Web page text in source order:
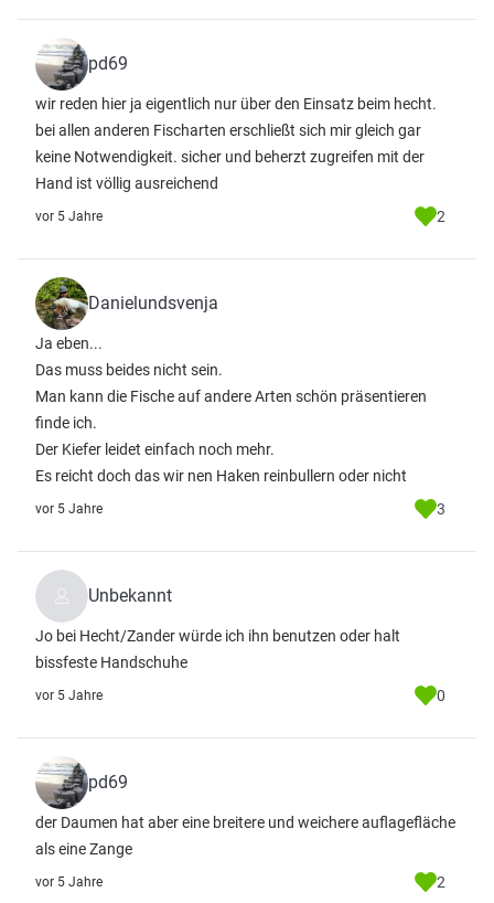
pd69
wir reden hier ja eigentlich nur über den Einsatz beim hecht.
bei allen anderen Fischarten erschließt sich mir gleich gar
keine Notwendigkeit. sicher und beherzt zugreifen mit der
Hand ist völlig ausreichend
vor 5 Jahre 2
Danielundsvenja
Ja eben...
Das muss beides nicht sein.
Man kann die Fische auf andere Arten schön präsentieren
finde ich.
Der Kiefer leidet einfach noch mehr.
Es reicht doch das wir nen Haken reinbullern oder nicht
vor 5 Jahre 3
Unbekannt
Jo bei Hecht/Zander würde ich ihn benutzen oder halt
bissfeste Handschuhe
vor 5 Jahre 0
pd69
der Daumen hat aber eine breitere und weichere auflagefläche
als eine Zange
vor 5 Jahre 2